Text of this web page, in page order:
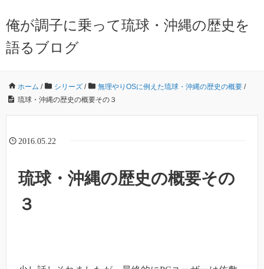
俺が調子に乗って琉球・沖縄の歴史を
語るブログ
ホーム / シリーズ / 無理やりOSに例えた琉球・沖縄の歴史の概要 /
琉球・沖縄の歴史の概要その３
2016.05.22
琉球・沖縄の歴史の概要その
３